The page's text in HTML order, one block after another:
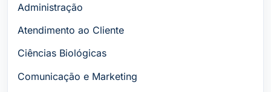
Administração
Atendimento ao Cliente
Ciências Biológicas
Comunicação e Marketing